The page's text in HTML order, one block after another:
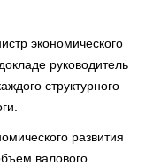
экономического
руководитель
структурного
развития
валового